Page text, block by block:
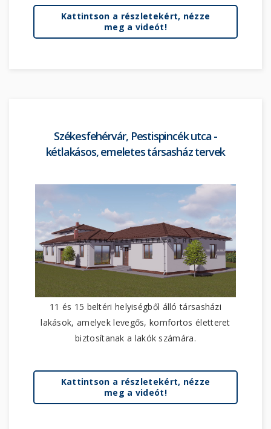
Kattintson a részletekért, nézze
meg a videót!
Székesfehérvár, Pestispincék utca -
kétlakásos, emeletes társasház tervek
11 és 15 beltéri helyiségből álló társasházi
lakások, amelyek levegős, komfortos életteret
biztosítanak a lakók számára.
Kattintson a részletekért, nézze
meg a videót!